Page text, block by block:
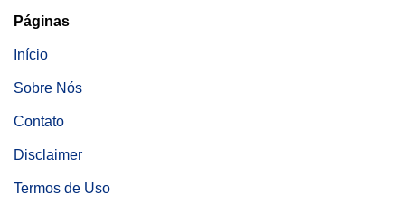
Páginas
Início
Sobre Nós
Contato
Disclaimer
Termos de Uso